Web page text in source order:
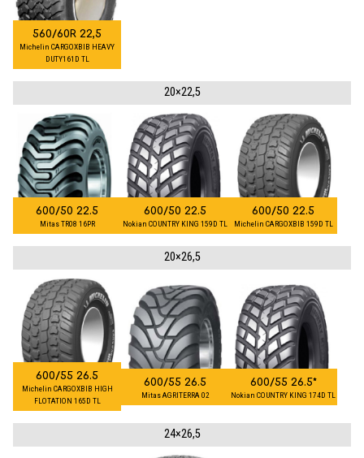
560/60R 22,5
Michelin CARGOXBIB HEAVY
DUTY161D TL
20×22,5
600/50 22.5
Mitas TR08 16PR
600/50 22.5
Nokian COUNTRY KING 159D TL
600/50 22.5
Michelin CARGOXBIB 159D TL
20×26,5
600/55 26.5
Michelin CARGOXBIB HIGH
FLOTATION 165D TL
600/55 26.5
Mitas AGRITERRA 02
600/55 26.5*
Nokian COUNTRY KING 174D TL
24×26,5